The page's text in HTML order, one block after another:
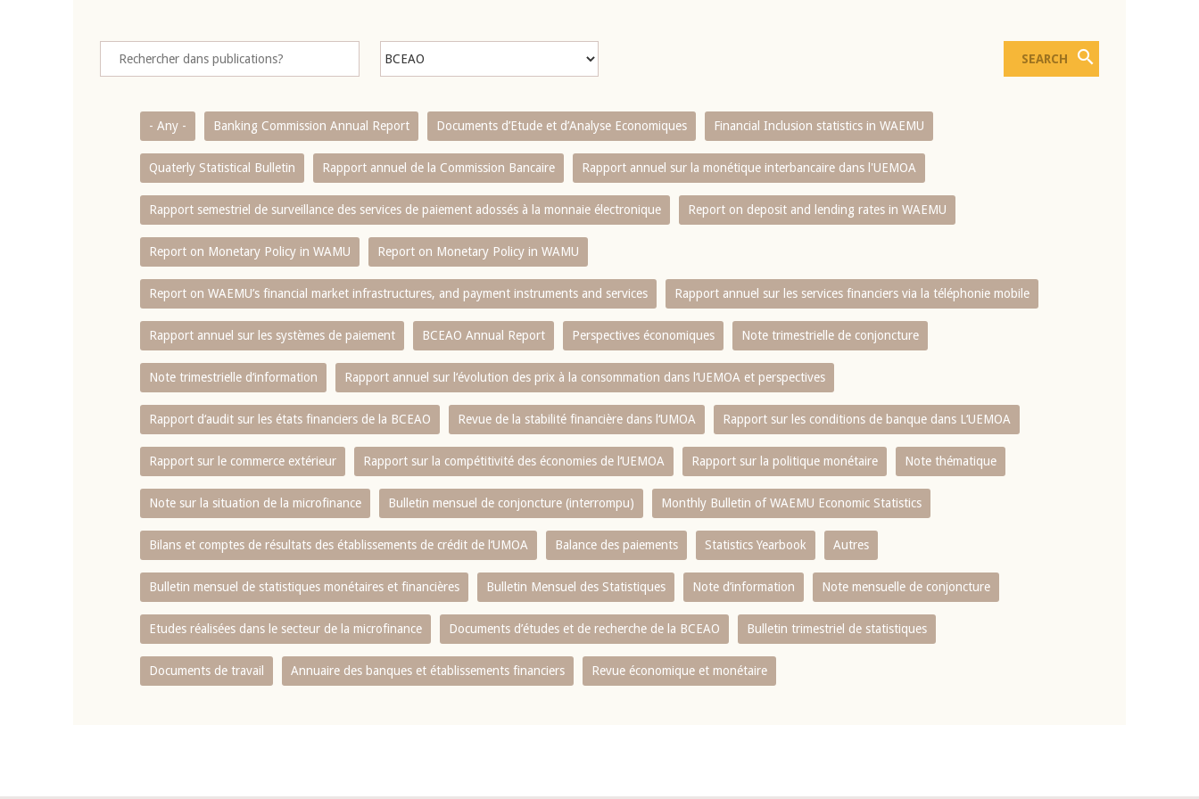
- Any - Banking Commission Annual Report Documents d’Etude et d’Analyse Economiques Financial Inclusion statistics in WAEMU
Quaterly Statistical Bulletin Rapport annuel de la Commission Bancaire Rapport annuel sur la monétique interbancaire dans l'UEMOA
Rapport semestriel de surveillance des services de paiement adossés à la monnaie électronique Report on deposit and lending rates in WAEMU
Report on Monetary Policy in WAMU Report on Monetary Policy in WAMU
Report on WAEMU’s financial market infrastructures, and payment instruments and services Rapport annuel sur les services financiers via la téléphonie mobile
Rapport annuel sur les systèmes de paiement BCEAO Annual Report Perspectives économiques Note trimestrielle de conjoncture
Note trimestrielle d‘information Rapport annuel sur l‘évolution des prix à la consommation dans l‘UEMOA et perspectives
Rapport d‘audit sur les états financiers de la BCEAO Revue de la stabilité financière dans l‘UMOA Rapport sur les conditions de banque dans L‘UEMOA
Rapport sur le commerce extérieur Rapport sur la compétitivité des économies de l‘UEMOA Rapport sur la politique monétaire Note thématique
Note sur la situation de la microfinance Bulletin mensuel de conjoncture (interrompu) Monthly Bulletin of WAEMU Economic Statistics
Bilans et comptes de résultats des établissements de crédit de l‘UMOA Balance des paiements Statistics Yearbook Autres
Bulletin mensuel de statistiques monétaires et financières Bulletin Mensuel des Statistiques Note d’information Note mensuelle de conjoncture
Etudes réalisées dans le secteur de la microfinance Documents d’études et de recherche de la BCEAO Bulletin trimestriel de statistiques
Documents de travail Annuaire des banques et établissements financiers Revue économique et monétaire